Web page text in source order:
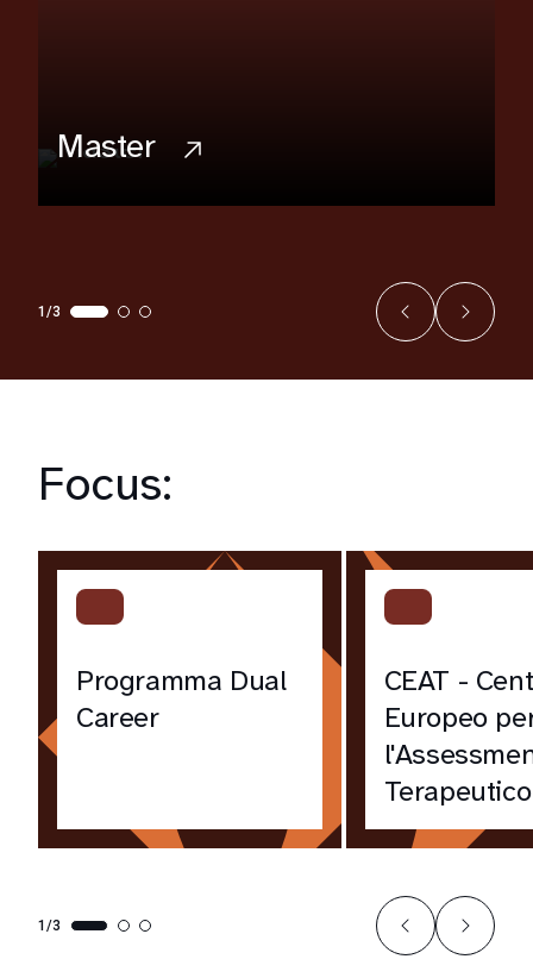
Master
1/3
Focus:
Programma Dual
Career
CEAT -
Europeo
Terapeutico
1/3